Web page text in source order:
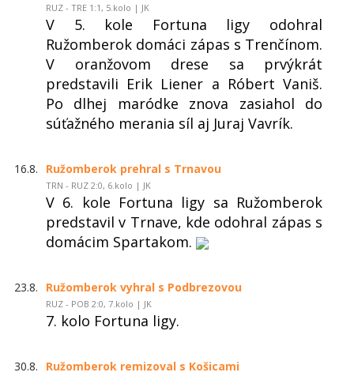
RUZ - TRE 1:1, 5.kolo | JK
V 5. kole Fortuna ligy odohral
Ružomberok domáci zápas s Trenčínom.
V oranžovom drese sa prvýkrát
predstavili Erik Liener a Róbert Vaniš.
Po dlhej maródke znova zasiahol do
súťažného merania síl aj Juraj Vavrík.
16.8. Ružomberok prehral s Trnavou
TRN - RUZ 2:0, 6.kolo | JK
V 6. kole Fortuna ligy sa Ružomberok
predstavil v Trnave, kde odohral zápas s
domácim Spartakom.
23.8. Ružomberok vyhral s Podbrezovou
RUZ - POB 2:0, 7.kolo | JK
7. kolo Fortuna ligy.
30.8. Ružomberok remizoval s Košicami